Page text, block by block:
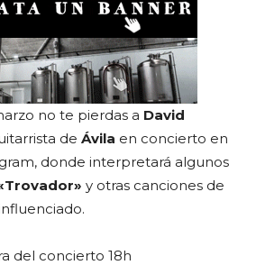
no te pierdas a David
de Ávila en concierto en
donde interpretará algunos
y otras canciones de
del concierto 18h